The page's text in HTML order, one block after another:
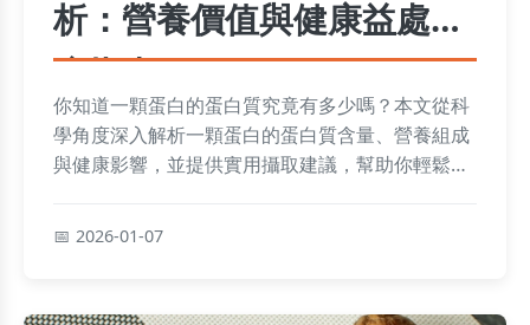
析：營養價值與健康益處深
度指南
你知道一顆蛋白的蛋白質究竟有多少嗎？本文從科
學角度深入解析一顆蛋白的蛋白質含量、營養組成
與健康影響，並提供實用攝取建議，幫助你輕鬆掌
2026-01-07